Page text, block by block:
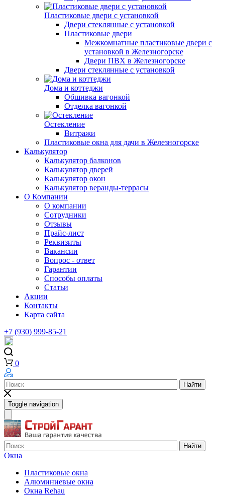
Пластиковые двери с установкой
Двери стеклянные с установкой
Пластиковые двери
Межкомнатные пластиковые двери с
установкой в Железногорске
Двери ПВХ в Железногорске
Двери стеклянные с установкой
Дома и коттеджи
Обшивка вагонкой
Отделка вагонкой
Остекление
Витражи
Пластиковые окна для дачи в Железногорске
Калькулятор
Калькулятор балконов
Калькулятор дверей
Калькулятор окон
Калькулятор веранды-террасы
О Компании
О компании
Сотрудники
Отзывы
Прайс-лист
Реквизиты
Вакансии
Вопрос - ответ
Гарантии
Способы оплаты
Статьи
Акции
Контакты
Карта сайта
+7 (930) 999-85-21
0
Найти
Toggle navigation
Найти
Окна
Пластиковые окна
Алюминиевые окна
Окна Rehau